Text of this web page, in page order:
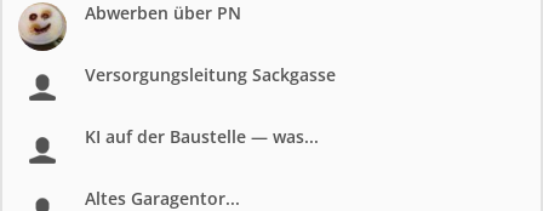
Abwerben über PN
Versorgungsleitung Sackgasse
KI auf der Baustelle — was...
Altes Garagentor...